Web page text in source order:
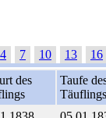
4 7 10 13
16
des
Taufe
Täuflings